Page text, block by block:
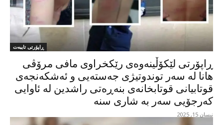
ڕاپۆرتی تایبەت
ڕاپۆرتی لێکۆڵینەوەی رێکخراوی مافی مرۆڤی
هانا لە سەر توندوتیژی جەستەیی و ئەشکەنجەی
قوتابیانی قوتابخانەی بنەڕەتی راشدین لە ئاوایی
کەرجۆیی سەر بە شاری سنە
نیسان 15, 2025